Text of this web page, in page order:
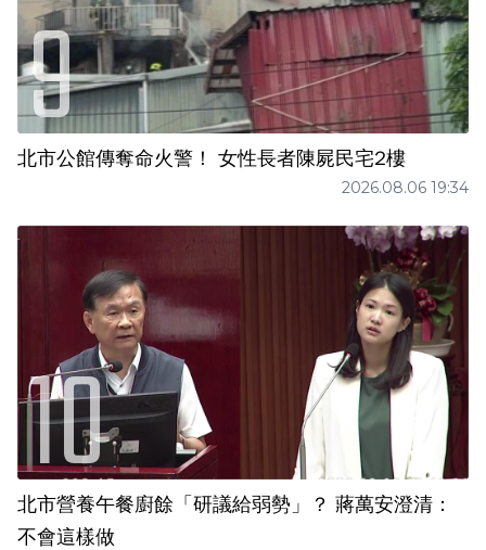
北市公館傳奪命火警！ 女性長者陳屍民宅2樓
2026.08.06 19:34
北市營養午餐廚餘「研議給弱勢」？ 蔣萬安澄清：
不會這樣做